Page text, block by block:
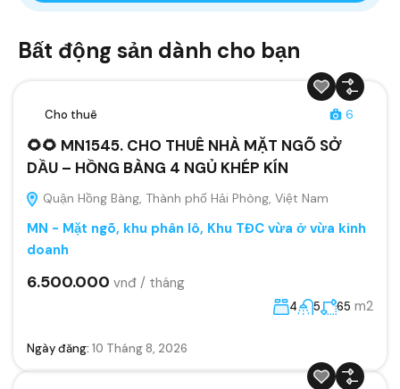
Bất động sản dành cho bạn
Cho thuê 6
🌻🌻 MN1545. CHO THUÊ NHÀ MẶT NGÕ SỞ
DẦU – HỒNG BÀNG 4 NGỦ KHÉP KÍN
Quận Hồng Bàng, Thành phố Hải Phòng, Việt Nam
MN - Mặt ngõ, khu phân lô, Khu TĐC vừa ở vừa kinh
doanh
6.500.000 vnđ / tháng
4 5 65 m2
Ngày đăng: 10 Tháng 8, 2026